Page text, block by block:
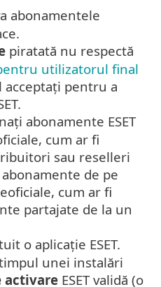
abonamentele
piratată nu respectă
utilizatorul final
acceptați pentru a
abonamente ESET
cum ar fi
sau reselleri
abonamente de pe
cum ar fi
partajate de la un
o aplicație ESET.
unei instalări
activare ESET validă (o